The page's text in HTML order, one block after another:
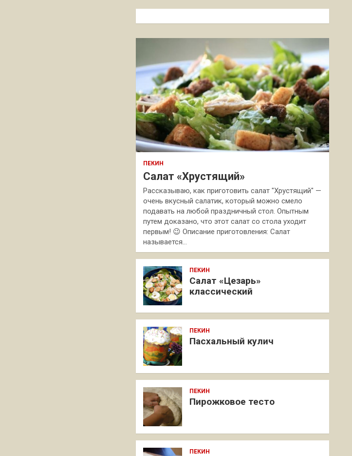
к
ПЕКИН
Салат «Хрустящий»
Рассказываю, как приготовить салат "Хрустящий" —
очень вкусный салатик, который можно смело
подавать на любой праздничный стол. Опытным
путем доказано, что этот салат со стола уходит
первым! 😉 Описание приготовления: Салат
называется…
ПЕКИН
Салат «Цезарь»
классический
ПЕКИН
Пасхальный кулич
ПЕКИН
Пирожковое тесто
ПЕКИН